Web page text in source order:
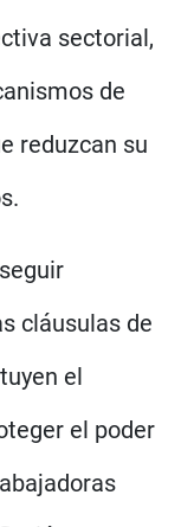
sectorial,
de
reduzcan su
cláusulas de
el
el poder